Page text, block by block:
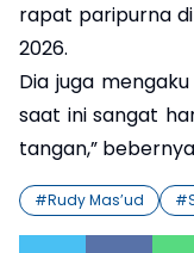
rapat paripurna di
2026.
Dia juga
saat ini sangat
tangan,”
#Rudy Mas’ud #